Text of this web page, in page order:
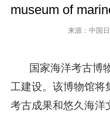
museum of
来源：中国
国家海洋考古博
工建设。该博物馆将
考古成果和悠久海洋